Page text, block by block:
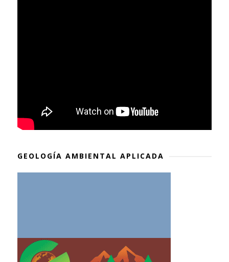
GEOLOGÍA AMBIENTAL APLICADA